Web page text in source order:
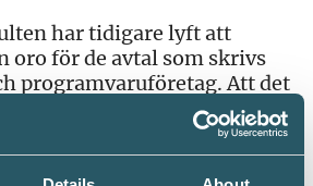
har tidigare lyft att
oro för de avtal som skrivs
programvaruföretag. Att det
och tydliga avtal, där det
används, är en självklarhet.
tydliga med hur data